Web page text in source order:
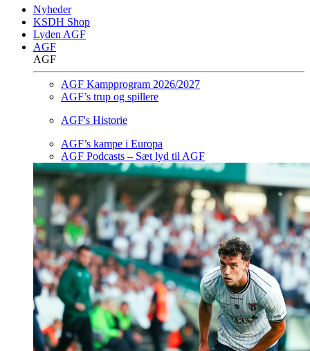
Nyheder
KSDH Shop
Lyden AGF
AGF
AGF
AGF Kampprogram 2026/2027
AGF’s trup og spillere
AGF's Historie
AGF’s kampe i Europa
AGF Podcasts – Sæt lyd til AGF